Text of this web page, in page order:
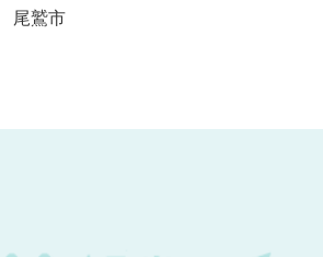
尾鷲市